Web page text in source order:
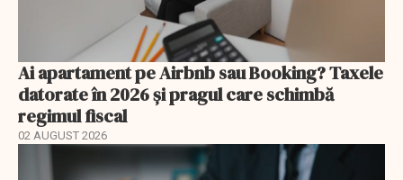
Ai apartament pe Airbnb sau Booking? Taxele
datorate în 2026 și pragul care schimbă
regimul fiscal
02 AUGUST 2026